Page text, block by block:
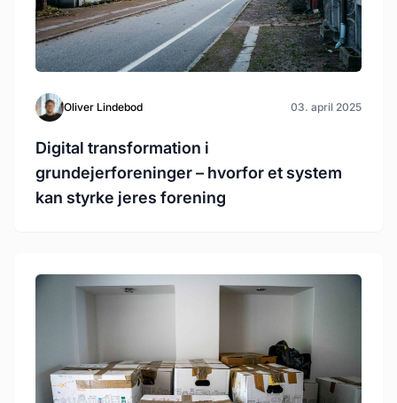
Oliver Lindebod 03. april 2025
Digital transformation i
grundejerforeninger – hvorfor et system
kan styrke jeres forening